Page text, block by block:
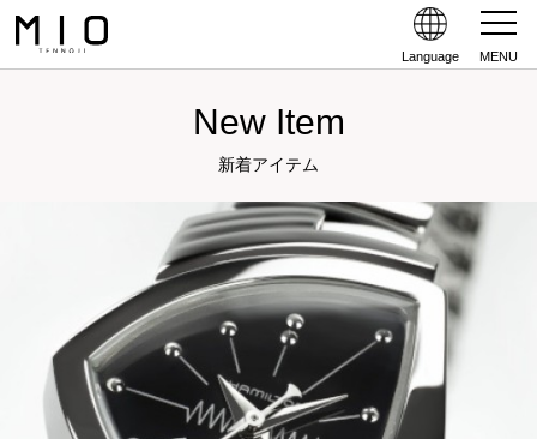
Language MENU
New Item
新着アイテム